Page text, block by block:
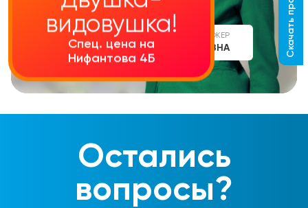
СТАРШИЙ МЕНЕДЖЕР
АЛИНА СЕРГЕЕВНА
Остались
вопросы?
видовушка!
Спец. цена на
Нифантова 4Б